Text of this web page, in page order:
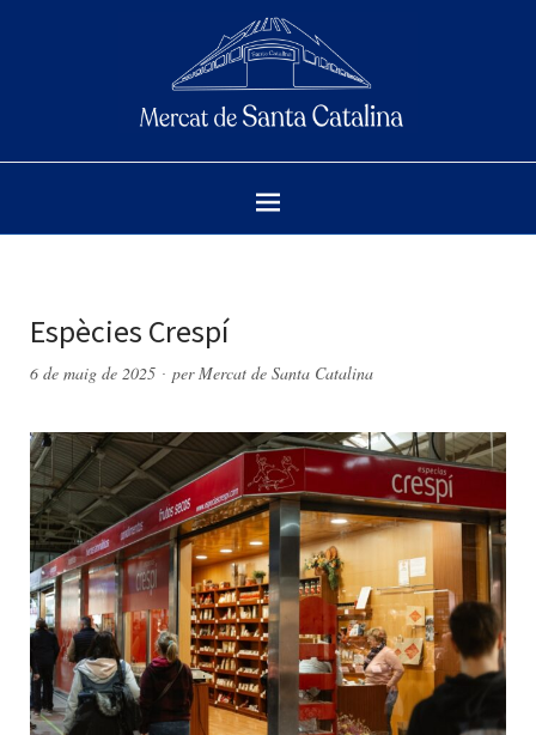
Espècies Crespí
6 de maig de 2025 perMercat de Santa Catalina